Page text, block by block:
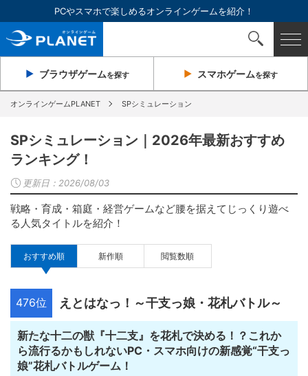
PCやスマホで楽しめるオンラインゲームを紹介！
ブラウザゲームを探す スマホゲームを探す
オンラインゲームPLANET SPシミュレーション
SPシミュレーション｜2026年最新おすすめ
ランキング！
更新日： 2026/08/03
戦略・育成・箱庭・経営ゲームなど腰を据えてじっくり遊べ
る人気タイトルを紹介！
おすすめ順 新作順 閲覧数順
476位 えとはなっ！～干支っ娘・花札バトル～
新たな十二の獣『十二支』を花札で決める！？これか
ら流行るかもしれないPC・スマホ向けの新感覚“干支っ
娘”花札バトルゲーム！